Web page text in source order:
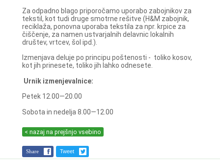
Za odpadno blago priporočamo uporabo zabojnikov za
tekstil, kot tudi druge smotrne rešitve (H&M zabojnik,
reciklaža, ponovna uporaba tekstila za npr. krpice za
čiščenje, za namen ustvarjalnih delavnic lokalnih
društev, vrtcev, šol ipd.).
Izmenjava deluje po principu poštenosti - toliko kosov,
kot jih prinesete, toliko jih lahko odnesete.
Urnik izmenjevalnice:
Petek 12.00—20.00
Sobota in nedelja 8.00—12.00
< nazaj na prejšnjo vsebino
Share Tweet